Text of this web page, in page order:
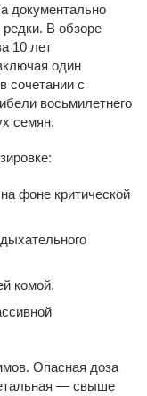
документально
В обзоре
10 лет
один
сочетании с
восьмилетнего
семян.
фоне критической
комой.
Опасная доза
— свыше